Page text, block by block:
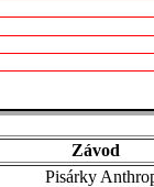
Závod
Pisárky